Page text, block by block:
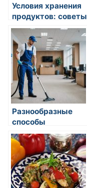
Условия хранения
продуктов: советы
Разнообразные
способы
обработки
продуктов